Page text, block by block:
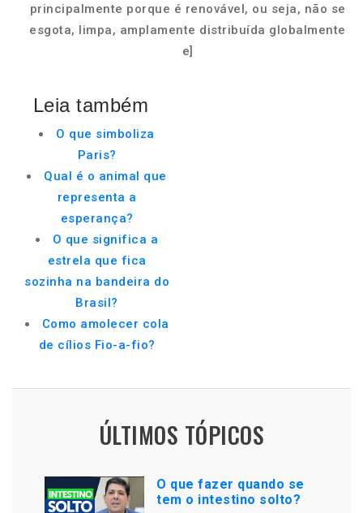
principalmente porque é renovável, ou seja, não se
esgota, limpa, amplamente distribuída globalmente
e]
Leia também
O que simboliza
Paris?
Qual é o animal que
representa a
esperança?
O que significa a
estrela que fica
sozinha na bandeira do
Brasil?
Como amolecer cola
de cílios Fio-a-fio?
ÚLTIMOS TÓPICOS
O que fazer quando se
tem o intestino solto?